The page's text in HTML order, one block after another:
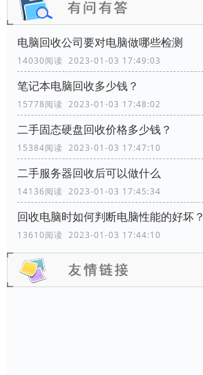
电脑回收公司要对电脑做哪些检测
14030阅读 2023-01-03 17:49:03
笔记本电脑回收多少钱？
15778阅读 2023-01-03 17:48:02
二手固态硬盘回收价格多少钱？
15384阅读 2023-01-03 17:47:10
二手服务器回收后可以做什么
14136阅读 2023-01-03 17:45:34
回收电脑时如何判断电脑性能的好坏？
13610阅读 2023-01-03 17:44:10